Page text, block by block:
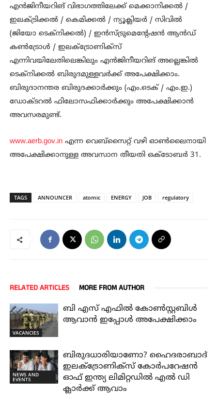
എൻജിനീയറിങ് വിഭാഗത്തിലേക്ക് മെക്കാനിക്കൽ /
ഇലക്ട്രിക്കൽ / കെമിക്കൽ / ന്യൂക്ലിയർ / സിവിൽ
(ജിയോ ടെക്നിക്കൽ) / ഇൻസ്ട്രുമെന്റേഷൻ ആൻഡ്
കൺട്രോൾ / ഇലക്ട്രോണിക്സ്
എന്നിവയിലേതിലെങ്കിലും എൻജിനീയറിങ് അല്ലെങ്കിൽ
ടെക്നിക്കൽ ബിരുദമുള്ളവർക്ക് അപേക്ഷിക്കാം.
ബിരുദാനന്തര ബിരുദക്കാർക്കും (എം.ടെക് / എം.ഇ.)
ഡോക്ടറൽ ഫിലോസഫിക്കാർക്കും അപേക്ഷിക്കാൻ
അവസരമുണ്ട്.
www.aerb.gov.in എന്ന വെബ്‌സൈറ്റ് വഴി ഓൺലൈനായി
അപേക്ഷിക്കാനുള്ള അവസാന തീയതി ഒക്ടോബർ 31.
TAGS ANNOUNCER atomic ENERGY JOB regulatory
RELATED ARTICLES MORE FROM AUTHOR
VACANCIES
ബി എസ് എഫിൽ കോൺസ്റ്റബിൾ
ആവാൻ ഇപ്പോൾ അപേക്ഷിക്കാം
NEWS AND
EVENTS
ബിരുദധാരിയാണോ? ഹൈദരാബാദ്
ഇലക്ട്രോണിക്സ് കോർപറേഷൻ
ഓഫ് ഇന്ത്യ ലിമിറ്റഡിൽ എൽ ഡി
ക്ലാർക്ക് ആവാം